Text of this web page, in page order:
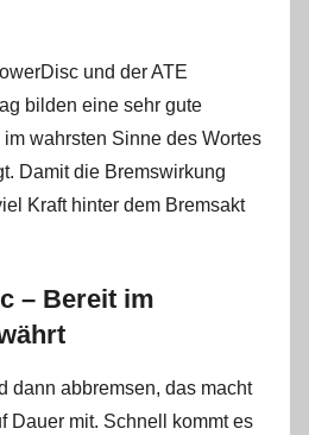
und der ATE
bilden eine sehr gute
wahrsten Sinne des Wortes
Damit die Bremswirkung
Kraft hinter dem Bremsakt
– Bereit im
dann abbremsen, das macht
Dauer mit. Schnell kommt es